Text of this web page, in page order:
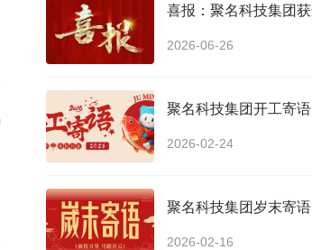
2026-06-26
聚名科技集团开工寄语
2026-02-24
聚名科技集团岁末寄语
2026-02-16